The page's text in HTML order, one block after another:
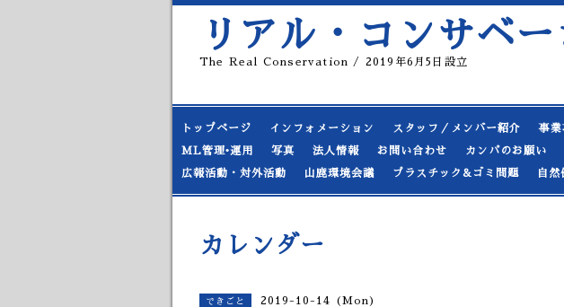
リアル・コンサベ
The Real Conservation / 2019年6月5日設立
トップページ インフォメーション スタッフ／メンバー紹介 事業
ML管理•運用 写真 法人情報 お問い合わせ カンパのお願い
広報活動・対外活動 山鹿環境会議 プラスチック&ゴミ問題 自然
カレンダー
できごと 2019-10-14 (Mon)